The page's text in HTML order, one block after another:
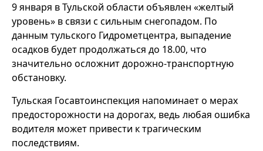
9 января в Тульской области объявлен «желтый
уровень» в связи с сильным снегопадом. По
данным тульского Гидрометцентра, выпадение
осадков будет продолжаться до 18.00, что
значительно осложнит дорожно-транспортную
обстановку.
Тульская Госавтоинспекция напоминает о мерах
предосторожности на дорогах, ведь любая ошибка
водителя может привести к трагическим
последствиям.